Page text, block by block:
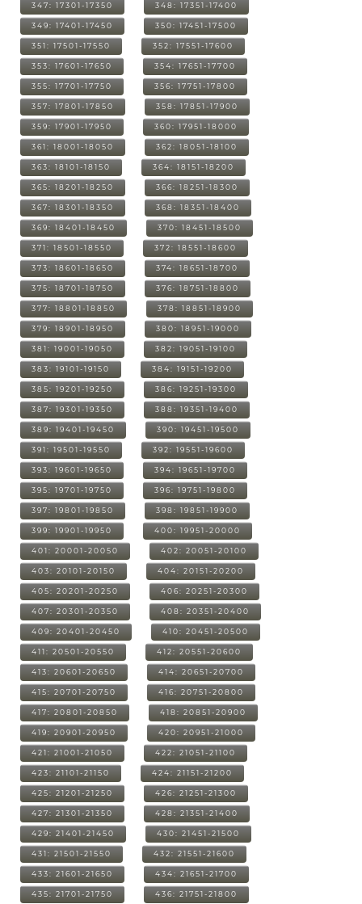
347: 17301-17350 348: 17351-17400
349: 17401-17450 350: 17451-17500
351: 17501-17550 352: 17551-17600
353: 17601-17650 354: 17651-17700
355: 17701-17750 356: 17751-17800
357: 17801-17850 358: 17851-17900
359: 17901-17950 360: 17951-18000
361: 18001-18050 362: 18051-18100
363: 18101-18150 364: 18151-18200
365: 18201-18250 366: 18251-18300
367: 18301-18350 368: 18351-18400
369: 18401-18450 370: 18451-18500
371: 18501-18550 372: 18551-18600
373: 18601-18650 374: 18651-18700
375: 18701-18750 376: 18751-18800
377: 18801-18850 378: 18851-18900
379: 18901-18950 380: 18951-19000
381: 19001-19050 382: 19051-19100
383: 19101-19150 384: 19151-19200
385: 19201-19250 386: 19251-19300
387: 19301-19350 388: 19351-19400
389: 19401-19450 390: 19451-19500
391: 19501-19550 392: 19551-19600
393: 19601-19650 394: 19651-19700
395: 19701-19750 396: 19751-19800
397: 19801-19850 398: 19851-19900
399: 19901-19950 400: 19951-20000
401: 20001-20050 402: 20051-20100
403: 20101-20150 404: 20151-20200
405: 20201-20250 406: 20251-20300
407: 20301-20350 408: 20351-20400
409: 20401-20450 410: 20451-20500
411: 20501-20550 412: 20551-20600
413: 20601-20650 414: 20651-20700
415: 20701-20750 416: 20751-20800
417: 20801-20850 418: 20851-20900
419: 20901-20950 420: 20951-21000
421: 21001-21050 422: 21051-21100
423: 21101-21150 424: 21151-21200
425: 21201-21250 426: 21251-21300
427: 21301-21350 428: 21351-21400
429: 21401-21450 430: 21451-21500
431: 21501-21550 432: 21551-21600
433: 21601-21650 434: 21651-21700
435: 21701-21750 436: 21751-21800